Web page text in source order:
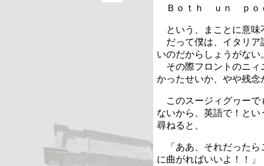
Ｂｏｔｈ ｕｎ ｐｏ
という、まことに意味
だって僕は、イタリア
いのだからしょうがな
その際フロントのニィ
かったせいか、やや残
このスージィグヮーで
ないから、英語で！と
尋ねると、
「ああ、それだったら
に曲がればいいよ！！」